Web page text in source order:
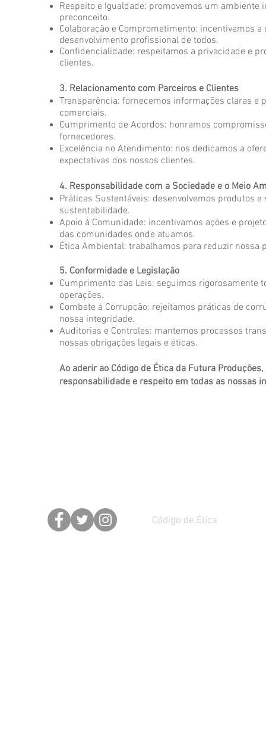
Respeito e Igualdade: promovemos um
preconceito.
Colaboração e Comprometimento: incentivamos
desenvolvimento profissional de todos.
Confidencialidade: respeitamos a privacidade e
clientes.
3. Relacionamento com Parceiros e Clientes
Transparência: fornecemos informações claras e
comerciais.
Cumprimento de Acordos: honramos
fornecedores.
Excelência no Atendimento: nos dedicamos a
expectativas dos nossos clientes.
4. Responsabilidade com a Sociedade e o Meio
Práticas Sustentáveis: desenvolvemos produtos
sustentabilidade.
Apoio à Comunidade: incentivamos ações e
das comunidades onde atuamos.
Ética Ambiental: trabalhamos para reduzir nossa
5. Conformidade e Legislação
Cumprimento das Leis: seguimos rigorosamente
operações.
Combate à Corrupção: rejeitamos práticas de
nossa integridade.
Auditorias e Controles: mantemos processos
nossas obrigações legais e éticas.
Ao aderir ao Código de Ética da Futura
responsabilidade e respeito em todas as nossas
Código de Ética